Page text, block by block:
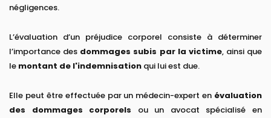
négligences.
L’évaluation d’un préjudice corporel consiste à déterminer
l’importance des dommages subis par la victime, ainsi que
le montant de l'indemnisation qui lui est due.
Elle peut être effectuée par un médecin-expert en évaluation
des dommages corporels ou un avocat spécialisé en